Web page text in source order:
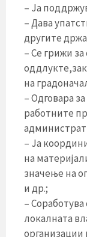
– Јa
– Дава
другите
– Се грижи
на
– Одговара
работните
– Ја
на
значење на
и др.;
–
локалната
организации